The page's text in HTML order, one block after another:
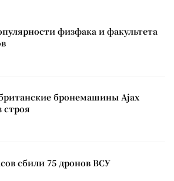
физфака и факультета
бронемашины Ajax
строя
сбили 75 дронов ВСУ